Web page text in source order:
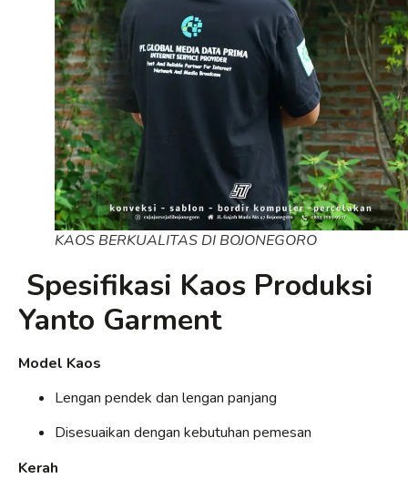
KAOS BERKUALITAS DI BOJONEGORO
Spesifikasi Kaos Produksi
Yanto Garment
Model Kaos
Lengan pendek dan lengan panjang
Disesuaikan dengan kebutuhan pemesan
Kerah